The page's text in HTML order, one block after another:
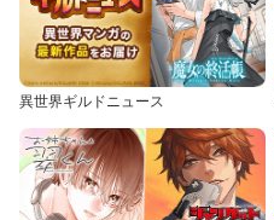
異世界ギルドニュース